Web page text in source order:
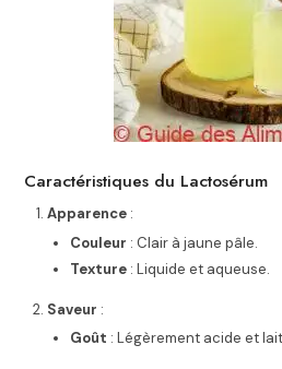
Caractéristiques du Lactosérum
Apparence :
Couleur : Clair à jaune pâle.
Texture : Liquide et aqueuse.
Saveur :
Goût : Légèrement acide et